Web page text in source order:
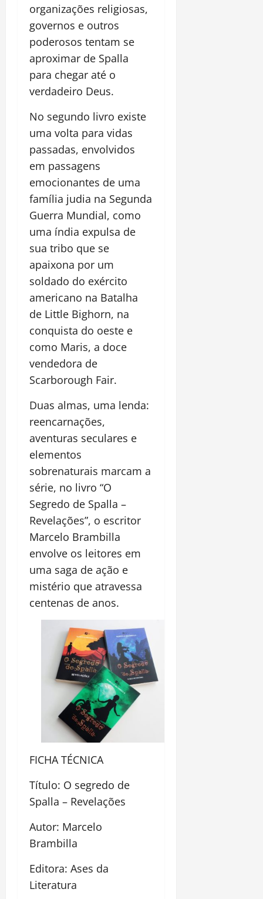
organizações religiosas,
governos e outros
poderosos tentam se
aproximar de Spalla
para chegar até o
verdadeiro Deus.
No segundo livro existe
uma volta para vidas
passadas, envolvidos
em passagens
emocionantes de uma
família judia na Segunda
Guerra Mundial, como
uma índia expulsa de
sua tribo que se
apaixona por um
soldado do exército
americano na Batalha
de Little Bighorn, na
conquista do oeste e
como Maris, a doce
vendedora de
Scarborough Fair.
Duas almas, uma lenda:
reencarnações,
aventuras seculares e
elementos
sobrenaturais marcam a
série, no livro “O
Segredo de Spalla –
Revelações”, o escritor
Marcelo Brambilla
envolve os leitores em
uma saga de ação e
mistério que atravessa
centenas de anos.
FICHA TÉCNICA
Título: O segredo de
Spalla – Revelações
Autor: Marcelo
Brambilla
Editora: Ases da
Literatura